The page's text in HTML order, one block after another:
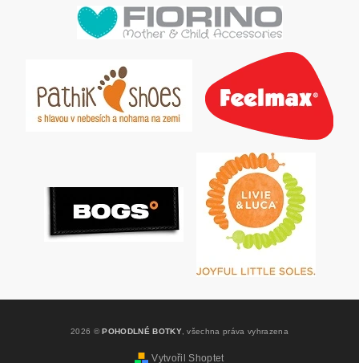
2026 ©POHODLNÉ BOTKY, všechna práva vyhrazena
Vytvořil Shoptet